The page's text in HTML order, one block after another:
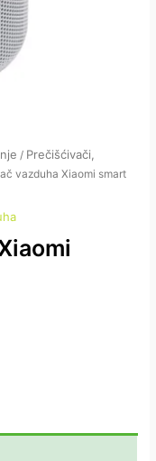
/ Prečišćivači,
vazduha Xiaomi smart